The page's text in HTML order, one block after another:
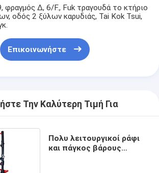
φραγμός Δ, 6/F., Fuk τραγουδά το κτήριο
οδός 2 ξύλων καρυδιάς, Tai Kok Tsui,
Επικοινωνήστε
Την Καλύτερη Τιμή Για
Πολυ λειτουργικοί ράφι
και πάγκος βάρους